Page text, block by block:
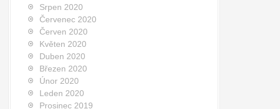
Srpen 2020
Červenec 2020
Červen 2020
Květen 2020
Duben 2020
Březen 2020
Únor 2020
Leden 2020
Prosinec 2019